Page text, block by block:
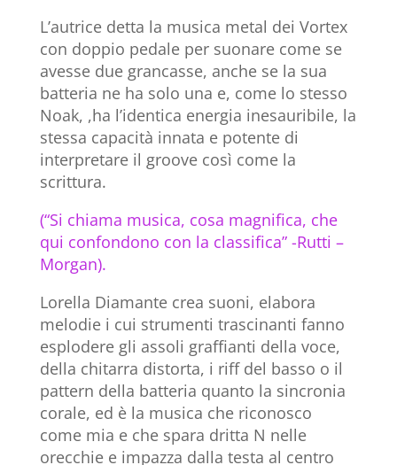
L’autrice detta la musica metal dei Vortex
con doppio pedale per suonare come se
avesse due grancasse, anche se la sua
batteria ne ha solo una e, come lo stesso
Noak, ,ha l’identica energia inesauribile, la
stessa capacità innata e potente di
interpretare il groove così come la
scrittura.
(“Si chiama musica, cosa magnifica, che
qui confondono con la classifica” -Rutti –
Morgan).
Lorella Diamante crea suoni, elabora
melodie i cui strumenti trascinanti fanno
esplodere gli assoli graffianti della voce,
della chitarra distorta, i riff del basso o il
pattern della batteria quanto la sincronia
corale, ed è la musica che riconosco
come mia e che spara dritta N nelle
orecchie e impazza dalla testa al centro